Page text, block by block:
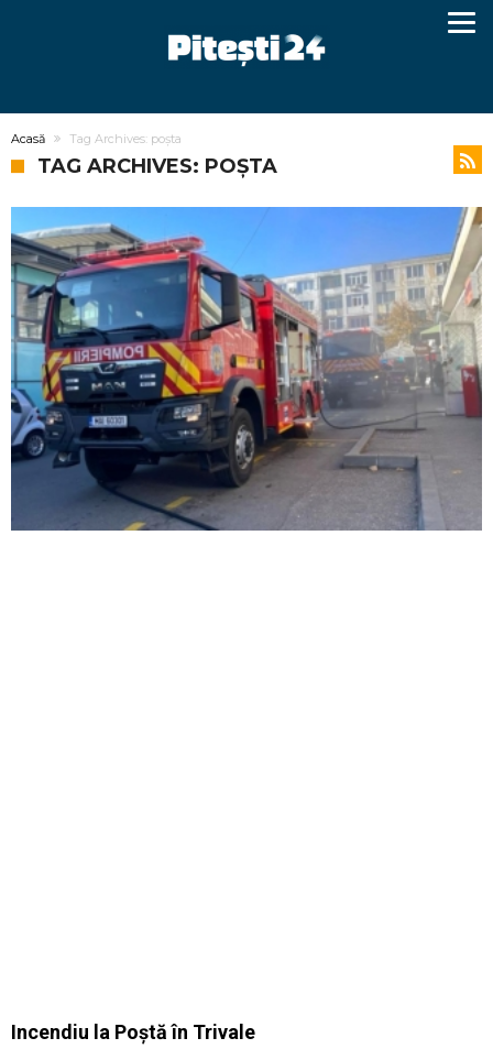
Acasă Tag Archives: poșta
TAG ARCHIVES: POȘTA
Incendiu la Poștă în Trivale